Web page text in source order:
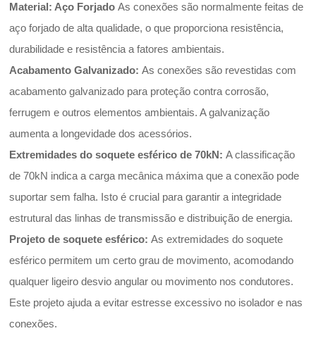
Material: Aço ForjadoAs conexões são normalmente feitas de
aço forjado de alta qualidade, o que proporciona resistência,
durabilidade e resistência a fatores ambientais.
Acabamento Galvanizado:As conexões são revestidas com
acabamento galvanizado para proteção contra corrosão,
ferrugem e outros elementos ambientais. A galvanização
aumenta a longevidade dos acessórios.
Extremidades do soquete esférico de 70kN:A classificação
de 70kN indica a carga mecânica máxima que a conexão pode
suportar sem falha. Isto é crucial para garantir a integridade
estrutural das linhas de transmissão e distribuição de energia.
Projeto de soquete esférico:As extremidades do soquete
esférico permitem um certo grau de movimento, acomodando
qualquer ligeiro desvio angular ou movimento nos condutores.
Este projeto ajuda a evitar estresse excessivo no isolador e nas
conexões.